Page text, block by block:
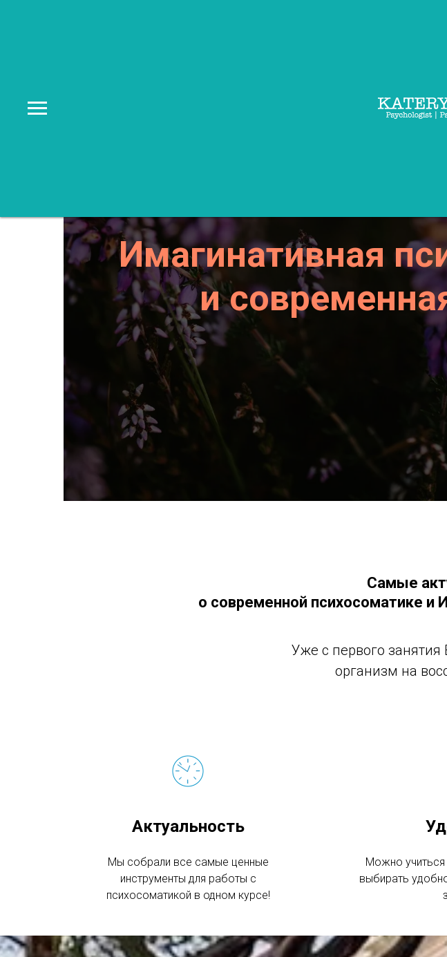
Имагинативная
и
Самые
о современной психосоматике и
Уже с первого занятия
организм на
Актуальность
Мы собрали все самые ценные
инструменты для работы с
психосоматикой в одном курсе!
Можно учиться
выбирать